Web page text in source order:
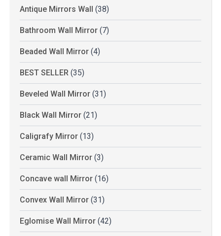
Antique Mirrors Wall (38)
Bathroom Wall Mirror (7)
Beaded Wall Mirror (4)
BEST SELLER (35)
Beveled Wall Mirror (31)
Black Wall Mirror (21)
Caligrafy Mirror (13)
Ceramic Wall Mirror (3)
Concave wall Mirror (16)
Convex Wall Mirror (31)
Eglomise Wall Mirror (42)